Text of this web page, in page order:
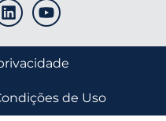
de Uso